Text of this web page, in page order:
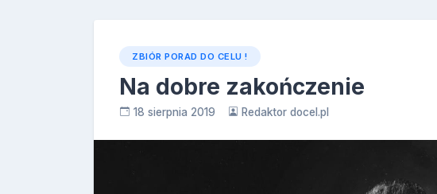
ZBIÓR PORAD DO CELU !
Na dobre zakończenie
18 sierpnia 2019 Redaktor docel.pl